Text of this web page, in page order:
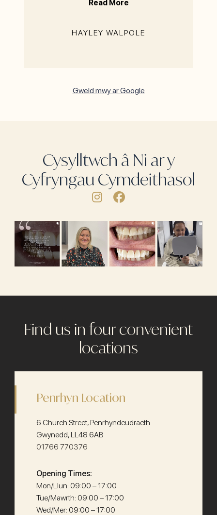
Read More
HAYLEY WALPOLE
Gweld mwy ar Google
Cysylltwch â Ni ar y
Cyfryngau Cymdeithasol
Find us in four convenient
locations
Penrhyn Location
6 Church Street, Penrhyndeudraeth
Gwynedd, LL48 6AB
01766 770376
Opening Times:
Mon/Llun: 09:00 – 17:00
Tue/Mawrth: 09:00 – 17:00
Wed/Mer: 09:00 – 17:00